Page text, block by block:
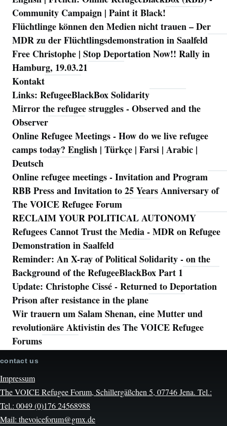
Community Campaign | Paint it Black!
Flüchtlinge können den Medien nicht trauen – Der
MDR zu der Flüchtlingsdemonstration in Saalfeld
Free Christophe | Stop Deportation Now!! Rally in
Hamburg, 19.03.21
Kontakt
Links: RefugeeBlackBox Solidarity
Mirror the refugee struggles - Observed and the
Observer
Online Refugee Meetings - How do we live refugee
camps today? English | Türkçe | Farsi | Arabic |
Deutsch
Online refugee meetings - Invitation and Program
RBB Press and Invitation to 25 Years Anniversary of
The VOICE Refugee Forum
RECLAIM YOUR POLITICAL AUTONOMY
Refugees Cannot Trust the Media - MDR on Refugee
Demonstration in Saalfeld
Reminder: An X-ray of Political Solidarity - on the
Background of the RefugeeBlackBox Part 1
Update: Christophe Cissé - Returned to Deportation
Prison after resistance in the plane
Wir trauern um Salam Shenan, eine Mutter und
revolutionäre Aktivistin des The VOICE Refugee
Forums
contact us
Impressum
The VOICE Refugee Forum, Schillergäßchen 5, 07746 Jena. Tel.:
Tel.: 0049 (0)176 24568988
Mail: thevoiceforum@gmx.de